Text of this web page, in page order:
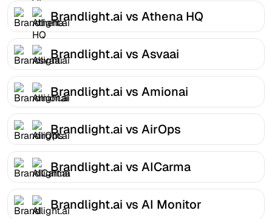
Brandlight.ai vs Athena HQ
Brandlight.ai vs Asvaai
Brandlight.ai vs Amionai
Brandlight.ai vs AirOps
Brandlight.ai vs AICarma
Brandlight.ai vs AI Monitor